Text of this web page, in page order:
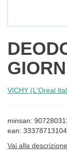
VICHY (L'Oreal
minsan:
ean:
Vai alla